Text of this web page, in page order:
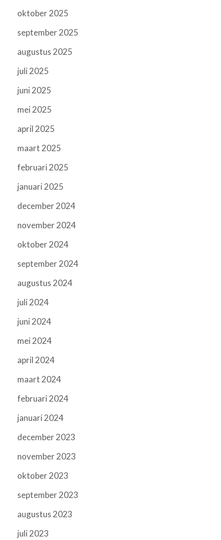
oktober 2025
september 2025
augustus 2025
juli 2025
juni 2025
mei 2025
april 2025
maart 2025
februari 2025
januari 2025
december 2024
november 2024
oktober 2024
september 2024
augustus 2024
juli 2024
juni 2024
mei 2024
april 2024
maart 2024
februari 2024
januari 2024
december 2023
november 2023
oktober 2023
september 2023
augustus 2023
juli 2023